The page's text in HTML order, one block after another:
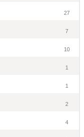
27
7
10
1
1
2
4